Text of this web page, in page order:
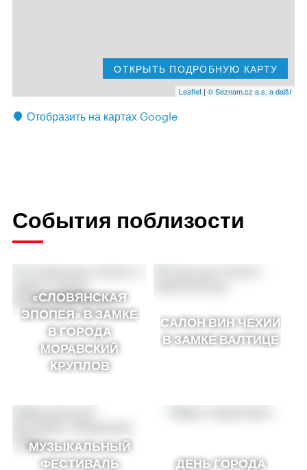
ОТКРЫТЬ ПОДРОБНУЮ КАРТУ
Leaflet | © Seznam.cz a.s. a další
Отобразить на картах Google
События поблизости
«СЛОВЯНСКАЯ
ЭПОПЕЯ» В ЗАМКЕ
В ГОРОДА
МОРАВСКИЙ
КРУПЛОВ
САЛОН ВИН ЧЕХИИ
В ЗАМКЕ ВАЛТИЦЕ
МУЗЫКАЛЬНЫЙ
ФЕСТИВАЛЬ
ДЕНЬ ГОРОДА